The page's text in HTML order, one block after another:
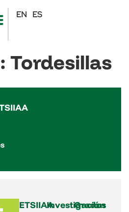
EN ES
Tordesillas
ETSIIAAInvestigación
Grados